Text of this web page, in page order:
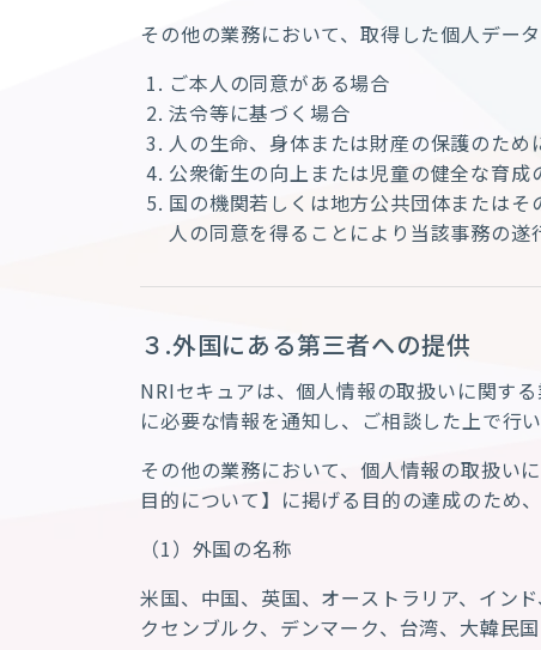
その他の業務において、取得した個人デー
ご本人の同意がある場合
法令等に基づく場合
人の生命、身体または財産の保護のた
公衆衛生の向上または児童の健全な育
国の機関若しくは地方公共団体または
人の同意を得ることにより当該事務の
３.外国にある第三者への提供
NRIセキュアは、個人情報の取扱いに関す
に必要な情報を通知し、ご相談した上で行い
その他の業務において、個人情報の取扱い
目的について】 に掲げる目的の達成のため
（1）外国の名称
米国、中国、英国、オーストラリア、イン
クセンブルク、デンマーク、台湾、大韓民国